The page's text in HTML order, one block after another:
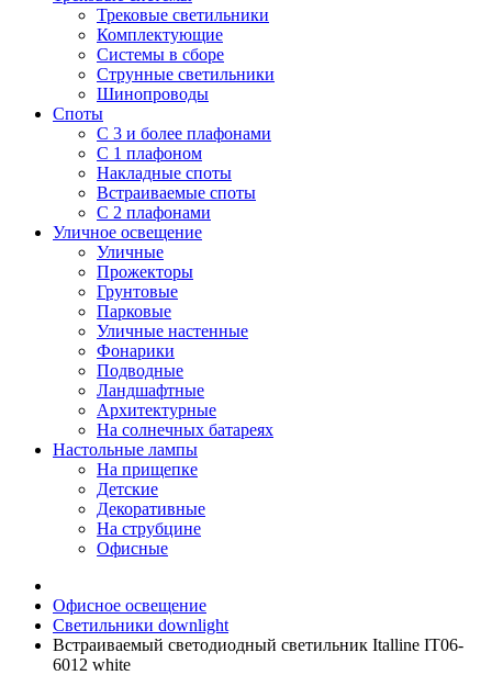
Трековые светильники
Комплектующие
Системы в сборе
Струнные светильники
Шинопроводы
Споты
С 3 и более плафонами
С 1 плафоном
Накладные споты
Встраиваемые споты
С 2 плафонами
Уличное освещение
Уличные
Прожекторы
Грунтовые
Парковые
Уличные настенные
Фонарики
Подводные
Ландшафтные
Архитектурные
На солнечных батареях
Настольные лампы
На прищепке
Детские
Декоративные
На струбцине
Офисные
Офисное освещение
Светильники downlight
Встраиваемый светодиодный светильник Italline IT06-
6012 white